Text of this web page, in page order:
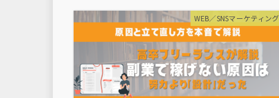
WEB／SNSマーケティング